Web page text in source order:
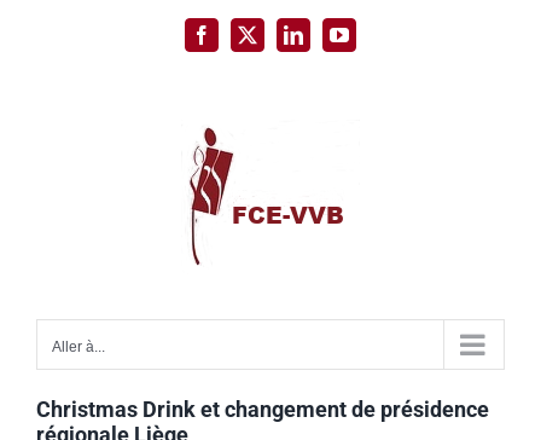
Facebook
X LinkedInYouTube
Aller à...
Christmas Drink et changement de présidence
régionale Liège